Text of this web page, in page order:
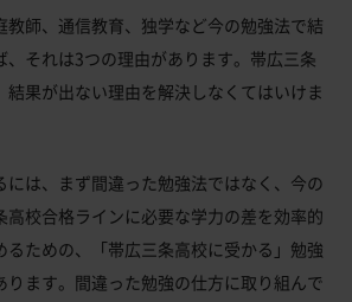
卒業生の主な大学進学実績
と偏差値が近い私立・国立高校一覧
公立高校
立高校
教師、通信教育、独学など今の勉強法で結
、それは3つの理由があります。帯広三条
結果が出ない理由を解決しなくてはいけま
には、まず間違った勉強法ではなく、今の
高校合格ラインに必要な学力の差を効率的
るための、「帯広三条高校に受かる」勉強
ります。間違った勉強の仕方に取り組んで